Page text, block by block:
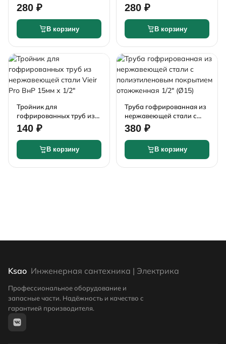
из нержавеющей стали
Zeissler ВнР 15мм х 1/2"
для газа
280 ₽
В корзину
из нержавеющей стали
Zeissler ВнР 15мм х 1/2"
280 ₽
В корзину
Тройник для
гофрированных труб из
нержавеющей стали Vieir
Pro ВнР 15мм х 1/2"
140 ₽
В корзину
Труба гофрированная из
нержавеющей стали с
полиэтиленовым
покрытием отожженная
1/2" (Ø15)
380 ₽
В корзину
Ksao Инженерная сантехника | Электрика
Профессиональное оборудование и
запасные части. Надёжность и качество с
гарантией производителя.